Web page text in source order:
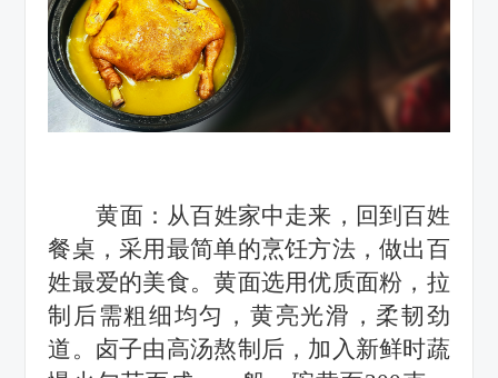
黄面： 从百姓家中走来，回到百姓
餐桌，采用最简单的烹饪方法，做出百
姓最爱的美食。黄面选用优质面粉，拉
制后需粗细均匀，黄亮光滑，柔韧劲
道。卤子由高汤熬制后，加入新鲜时蔬